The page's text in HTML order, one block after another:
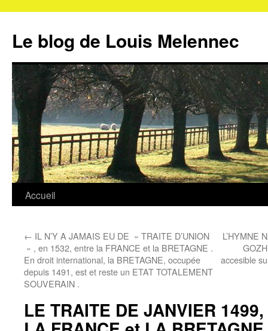
contenu
Le blog de Louis Melennec
Accueil
← IL N’Y A JAMAIS EU DE » TRAITE D’UNION
» , en 1532, entre la FRANCE et la BRETAGNE .
En droit international, la BRETAGNE, occupée
depuis 1491, est et reste un ETAT TOTALEMENT
SOUVERAIN .
L’HYMNE
accesible
LE TRAITE DE JANVIER